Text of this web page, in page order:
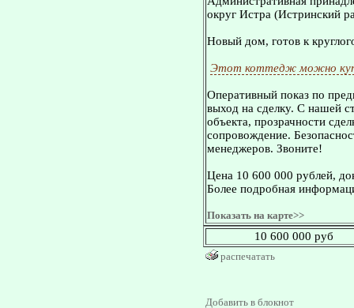
округ Истра (Истринский
Новый дом, готов к
Этот коттедж можно
Оперативный показ по
выход на сделку. С нашей
объекта, прозрачности
сопровождение.
менеджеров. Звоните!
Цена 10 600 000 рублей,
Более подробная
Показать на карте>>
10 600 000 руб
распечатать
Добавить в блокнот